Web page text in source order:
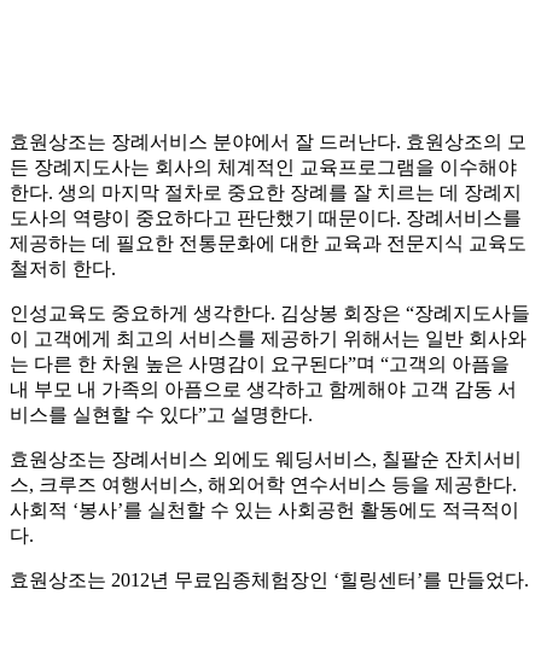
효원상조는 장례서비스 분야에서 잘 드러난다. 효원상조의 모
든 장례지도사는 회사의 체계적인 교육프로그램을 이수해야
한다. 생의 마지막 절차로 중요한 장례를 잘 치르는 데 장례지
도사의 역량이 중요하다고 판단했기 때문이다. 장례서비스를
제공하는 데 필요한 전통문화에 대한 교육과 전문지식 교육도
철저히 한다.
인성교육도 중요하게 생각한다. 김상봉 회장은 “장례지도사들
이 고객에게 최고의 서비스를 제공하기 위해서는 일반 회사와
는 다른 한 차원 높은 사명감이 요구된다”며 “고객의 아픔을
내 부모 내 가족의 아픔으로 생각하고 함께해야 고객 감동 서
비스를 실현할 수 있다”고 설명한다.
효원상조는 장례서비스 외에도 웨딩서비스, 칠팔순 잔치서비
스, 크루즈 여행서비스, 해외어학 연수서비스 등을 제공한다.
사회적 ‘봉사’를 실천할 수 있는 사회공헌 활동에도 적극적이
다.
효원상조는 2012년 무료임종체험장인 ‘힐링센터’를 만들었다.